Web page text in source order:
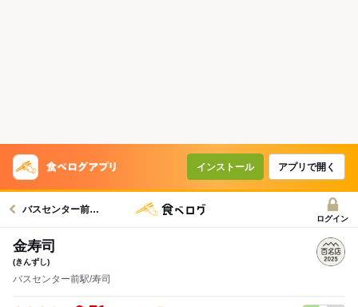
インストール アプリで開く
バスセンター前駅グルメへ
ログイン
金寿司
(きんずし)
バスセンター前駅/寿司